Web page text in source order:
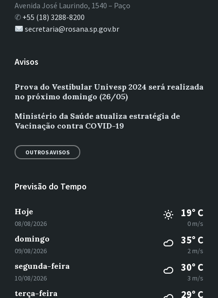
Avenida José Laurindo, 1540 – Paço
✆ +55 (18) 3288-8200
secretaria@rosana.sp.gov.br
Avisos
Prova do Vestibular Univesp 2024 será realizada
no próximo domingo (26/05)
Ministério da Saúde atualiza estratégia de
Vacinação contra COVID-19
OUTROS AVISOS
Previsão do Tempo
Hoje
08/08/2026
19° C
0 m/s
domingo
09/08/2026
35° C
2 m/s
segunda-feira
10/08/2026
30° C
3 m/s
terça-feira 29° C